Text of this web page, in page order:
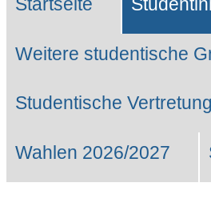
Weitere studentische
Studentische
Wahlen 2026/2027